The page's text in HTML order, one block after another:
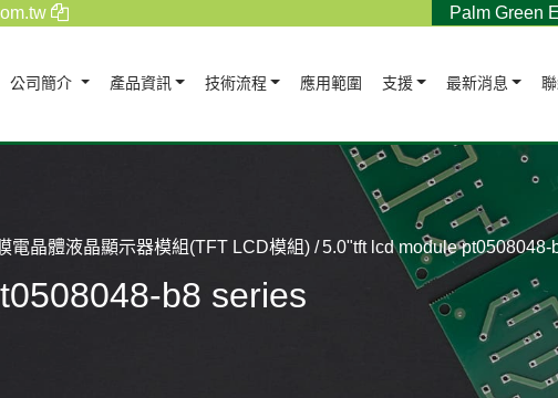
Palm Green
公司簡介 產品資訊 技術流程 應用範圍 支援 最新消息
電晶體液晶顯示器模組(TFT LCD模組) 5.0"tft lcd module pt0508048-
b8 series